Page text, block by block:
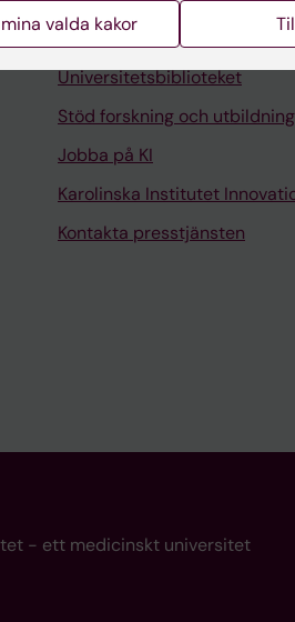
Kontakta och besök KI
Universitetsbiblioteket
Stöd forskning och utbildning
Jobba på KI
Karolinska Institutet
Kontakta presstjänsten
- ett medicinskt universitet
valda kakor